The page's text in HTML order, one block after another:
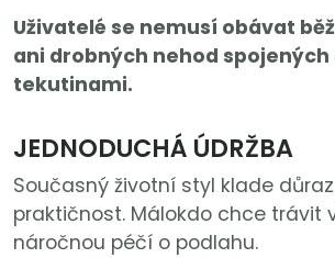
Uživatelé se nemusí obávat
ani drobných nehod
tekutinami.
JEDNODUCHÁ ÚDRŽBA
Současný životní styl klade
praktičnost. Málokdo chce trávit
náročnou péčí o podlahu.